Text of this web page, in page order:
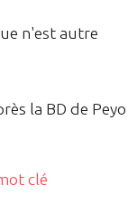
n'est autre
la BD de Peyo
clé